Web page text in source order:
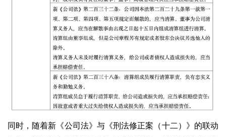
同时，随着新《公司法》与《刑法修正案（十二）》的联动